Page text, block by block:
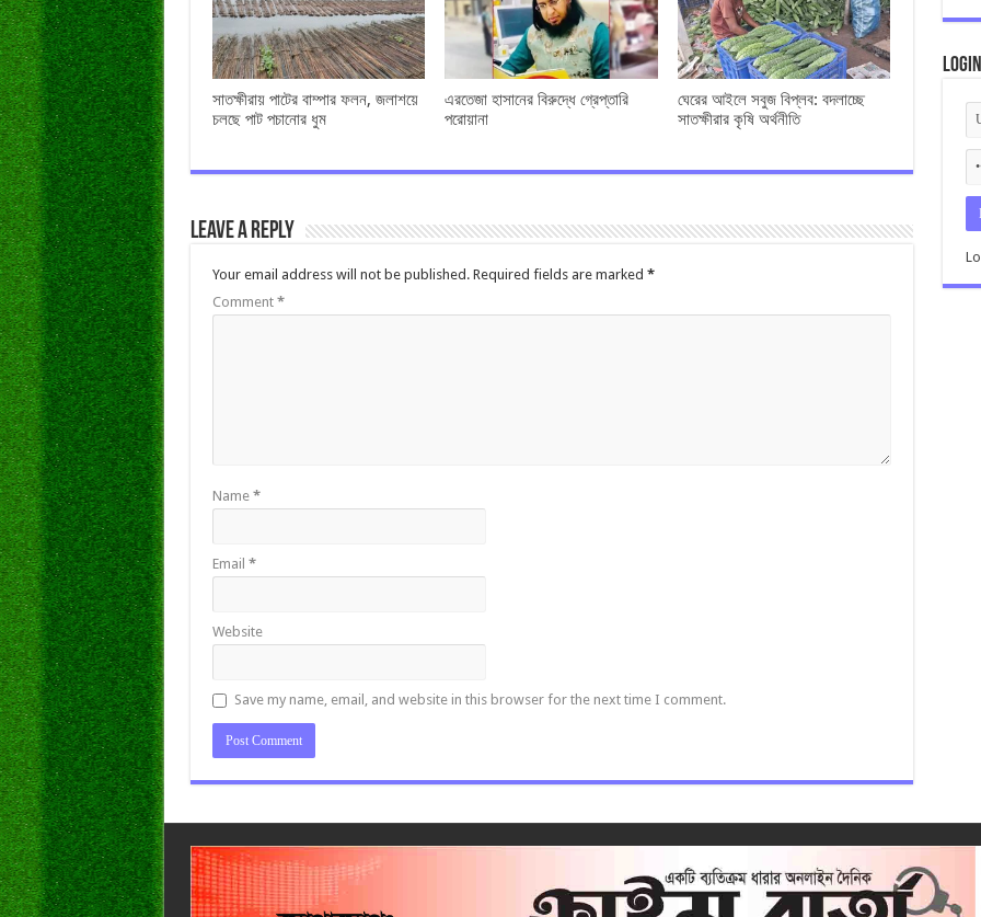
সাতক্ষীরায় পাটের বাম্পার ফলন, জলাশয়ে
চলছে পাট পচানোর ধুম
এরতেজা হাসানের বিরুদ্ধে গ্রেপ্তারি
পরোয়ানা
ঘেরের আইলে সবুজ বিপ্লব: বদলাচ্ছে
সাতক্ষীরার কৃষি অর্থনীতি
Leave a Reply
Your email address will not be published. Required fields are marked *
Comment *
Name *
Email *
Website
Save my name, email, and website in this browser for the next time I comment.
Login